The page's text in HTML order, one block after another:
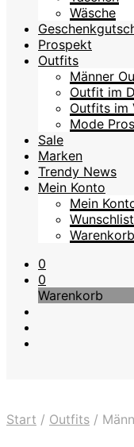
Wäsche
Prospekt
Outfits
Männer
Outfit im
Outfits im
Mode
Sale
Marken
Trendy News
Mein Konto
Mein
Warenkorb
0
0
Warenkorb
Start / Outfits /